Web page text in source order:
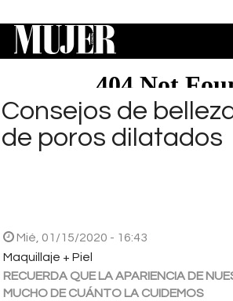
BIENESTAR
ACTUALIDAD
EMPODERAMIENTO
Brecha salarial por género se ubica en 5.77%
Consejos de
de poros dilatados
Mié, 01/15/2020 - 16:43
Maquillaje + Piel
RECUERDA QUE LA APARIENCIA DE
MUCHO DE CUÁNTO LA CUIDEMOS